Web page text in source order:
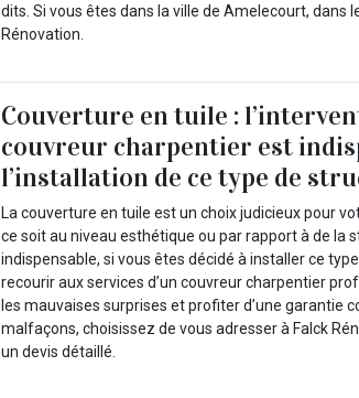
dits. Si vous êtes dans la ville de Amelecourt, dans
Rénovation.
Couverture en tuile :
couvreur charpentier est
l’installation de ce type de
La couverture en tuile est un choix judicieux pour
ce soit au niveau esthétique ou par rapport à de la
indispensable, si vous êtes décidé à installer ce
recourir aux services d’un couvreur charpentier
les mauvaises surprises et profiter d’une garantie
malfaçons, choisissez de vous adresser à Falck
un devis détaillé.